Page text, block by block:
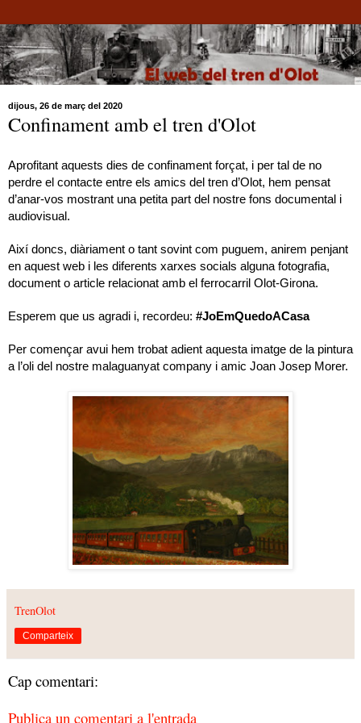
dijous, 26 de març del 2020
Confinament amb el tren d'Olot
Aprofitant aquests dies de confinament forçat, i per tal de no
perdre el contacte entre els amics del tren d’Olot, hem pensat
d’anar-vos mostrant una petita part del nostre fons documental i
audiovisual.
Així doncs, diàriament o tant sovint com puguem, anirem penjant
en aquest web i les diferents xarxes socials alguna fotografia,
document o article relacionat amb el ferrocarril Olot-Girona.
Esperem que us agradi i, recordeu: #JoEmQuedoACasa
Per començar avui hem trobat adient aquesta imatge de la pintura
a l’oli del nostre malaguanyat company i amic Joan Josep Morer.
TrenOlot
Comparteix
Cap comentari:
Publica un comentari a l'entrada